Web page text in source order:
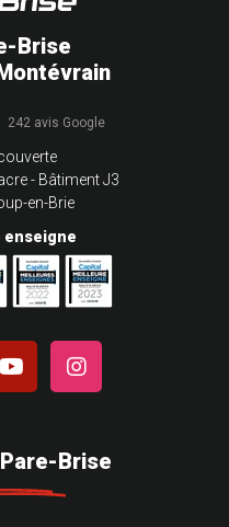
Brise
242 avis Google
- Bâtiment J3
en-Brie
enseigne
Brise